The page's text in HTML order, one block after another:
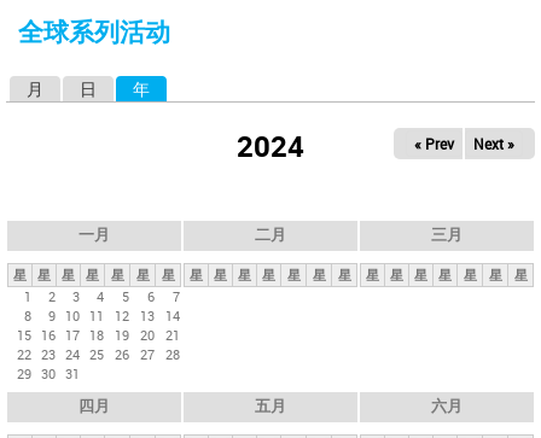
这
全球系列活动
月 日 年
2024 « Prev Next »
一月
星 星 星 星 星 星
星
1
2 3 4 5 6
7
8
9 10 11 12 13
14
15 16 17 18 19 20 21
22 23 24 25 26 27 28
29 30 31
二月
星 星 星 星 星 星 星
三月
星 星 星 星 星 星 星
四月 五月 六月